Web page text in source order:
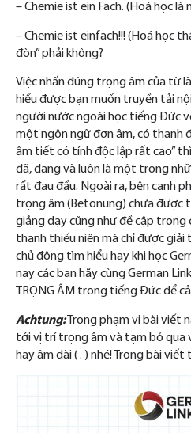
– Chemie ist ein Fach. (Hoá học
– Chemie ist einfach!!! (Hoá học
đòn” phải không?
Việc nhấn đúng trọng âm của từ
hiểu được bạn muốn truyền tải
người nước ngoài học tiếng Đức
một ngôn ngữ đơn âm, có thanh
âm tiết có tính độc lập rất cao”
đã, đang và luôn là một trong
rất đau đầu. Ngoài ra, bên cạnh
trọng âm (Betonung) chưa được
giảng dạy cũng như đề cập
thanh thiếu niên mà chỉ được giải
chủ động tìm hiểu hay khi học
nay các bạn hãy cùng German
TRỌNG ÂM trong tiếng Đức để
Achtung:Trong phạm vi bài viết
tới vị trí trọng âm và tạm bỏ qua
hay âm dài ( . ) nhé! Trong bài